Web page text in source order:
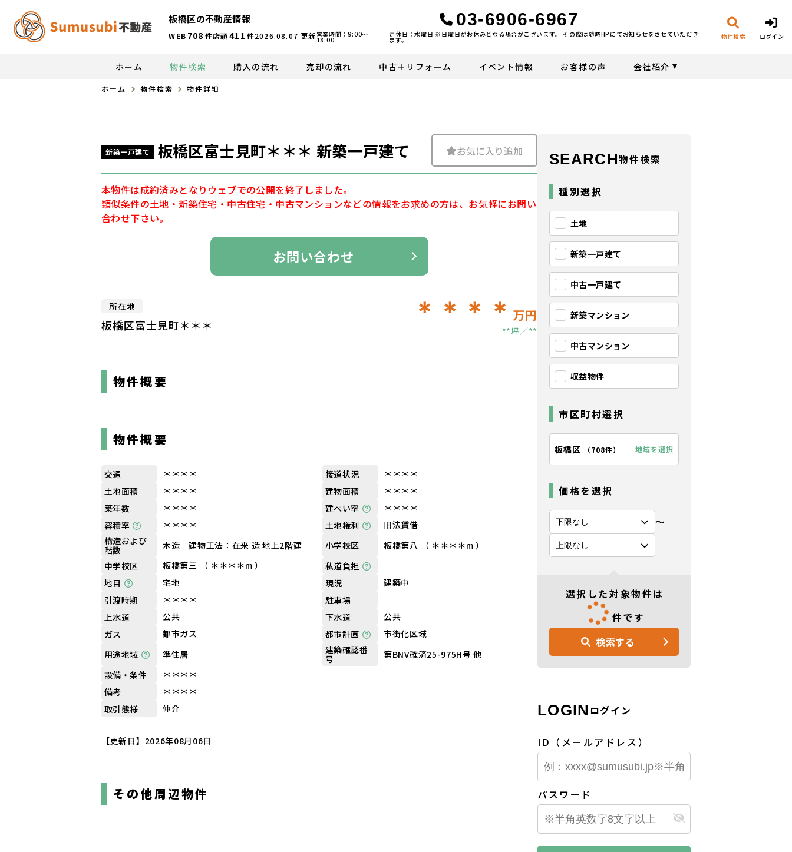
板橋区の不動産情報
WEB 708 件店頭411 件2026.08.07 更新
03-6906-6967
営業時間：9:00〜
18:00
定休日：水曜日 ※日曜日がお休みとなる場合がございます。 その際は随時HPにてお知らせをさせていただき
ます。 物件検索 ログイン
ホーム 物件検索 購入の流れ 売却の流れ 中古＋リフォーム イベント情報 お客様の声 会社紹介
ホーム 物件検索 物件詳細
新築一戸建て 板橋区富士見町＊＊＊ 新築一戸建て お気に入り追加
本物件は成約済みとなりウェブでの公開を終了しました。
類似条件の土地・新築住宅・中古住宅・中古マンションなどの情報をお求めの方は、お気軽にお問い
合わせ下さい。
お問い合わせ
所在地
板橋区富士見町＊＊＊ ＊＊＊＊ 万円
**坪 **
物件概要
物件概要
交通 ＊＊＊＊ 接道状況
＊＊＊＊
土地面積
＊＊＊＊ 建物面積
＊＊＊＊
築年数
＊＊＊＊ 建ぺい率
＊＊＊＊
容積率
＊＊＊＊ 土地権利
旧法賃借
構造および
階数
木造 建物工法：在来 造 地上2階建 小学校区
板橋第八 （ ＊＊＊＊m ）
中学校区
板橋第三 （ ＊＊＊＊m ）
私道負担
地目
宅地 現況
建築中
引渡時期
＊＊＊＊
駐車場
上水道
公共 下水道
公共
ガス
都市ガス 都市計画
市街化区域
用途地域
準住居
建築確認番
号
第BNV確済25-975H号 他
設備・条件
＊＊＊＊
備考
＊＊＊＊
取引態様
仲介
【更新日】2026年08月06日
その他周辺物件
SEARCH物件検索
種別選択
土地
新築一戸建て
中古一戸建て
新築マンション
中古マンション
収益物件
市区町村選択
板橋区 （708件） 地域を選択
価格を選択
〜
選択した対象物件は
件です
検索する
LOGIN ログイン
ID（メールアドレス）
パスワード